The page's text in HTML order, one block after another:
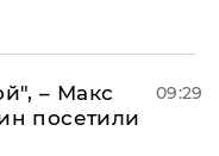
– Макс
посетили
09:29